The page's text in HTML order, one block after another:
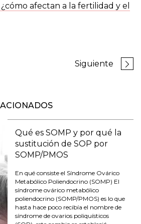
afectan a la fertilidad y el
Siguiente
Qué es SOMP y por qué la
sustitución de SOP por
SOMP/PMOS
En qué consiste el Síndrome Ovárico
Metabólico Poliendocrino (SOMP) El
síndrome ovárico metabólico
poliendocrino (SOMP/PMOS) es lo que
hasta hace poco recibía el nombre de
síndrome de ovarios poliquísticos